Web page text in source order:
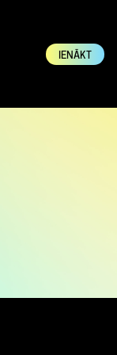
IENĀKT